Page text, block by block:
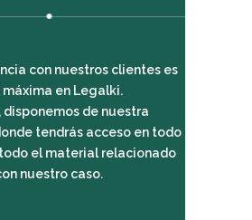
con nuestros clientes es
máxima en Legalki.
disponemos de nuestra
tendrás acceso en todo
el material relacionado
nuestro caso.